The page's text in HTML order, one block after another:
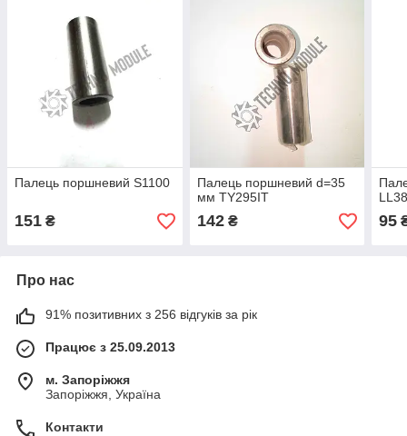
Палець поршневий S1100
151 ₴
Палець поршневий d=35
мм TY295IT
142₴ 95
Про нас
91% позитивних з 256 відгуків за рік
Працює з 25.09.2013
м. Запоріжжя
Запоріжжя, Україна
Контакти